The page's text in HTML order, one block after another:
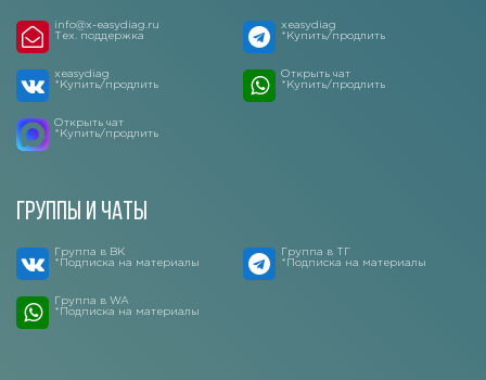
info@x-easydiag.ru
Тех. поддержка
xeasydiag
*Купить/продлить
xeasydiag
*Купить/продлить
Открыть чат
*Купить/продлить
Открыть чат
*Купить/продлить
Группы и чаты
Группа в ВК
*Подписка на материалы
Группа в ТГ
*Подписка на материалы
Группа в WA
*Подписка на материалы